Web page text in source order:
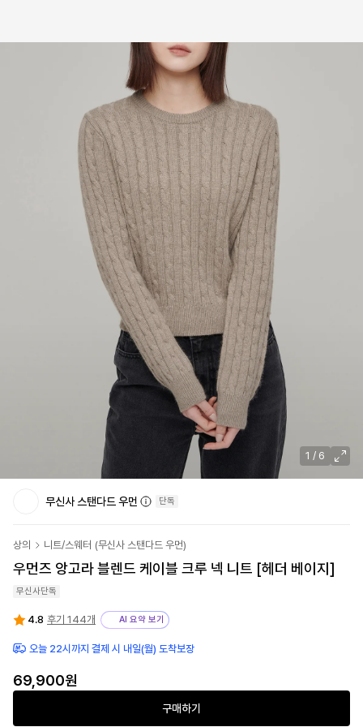
1 / 6
무신사 스탠다드 우먼 단독
상의 니트/스웨터 (무신사 스탠다드 우먼)
우먼즈 앙고라 블렌드 케이블 크루 넥 니트 [헤더 베이지]
무신사단독
4.8 후기 144개 AI 요약 보기
오늘 22시까지 결제 시 내일(월) 도착보장
69,900원
구매하기